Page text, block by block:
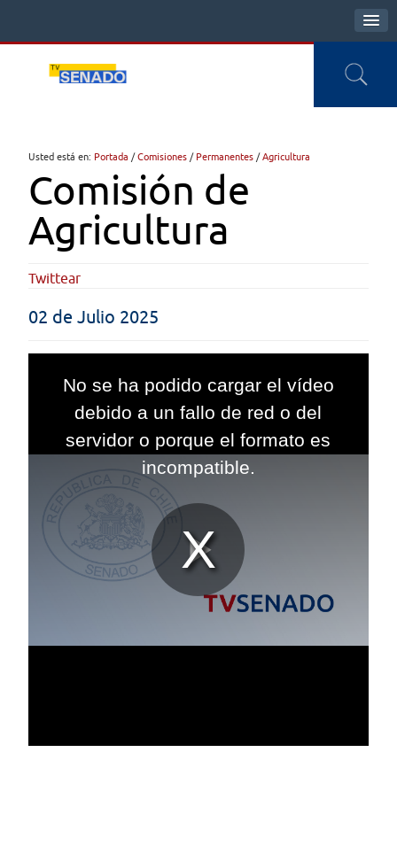
Usted está en: Portada /Comisiones / Permanentes /Agricultura
Comisión de
Agricultura
Twittear
02 de Julio 2025
window.
No se ha podido cargar el vídeo
debido a un fallo de red o del
servidor o porque el formato es
incompatible.